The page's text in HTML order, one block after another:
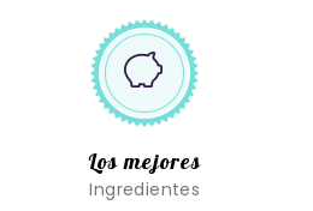
Los mejores
Ingredientes